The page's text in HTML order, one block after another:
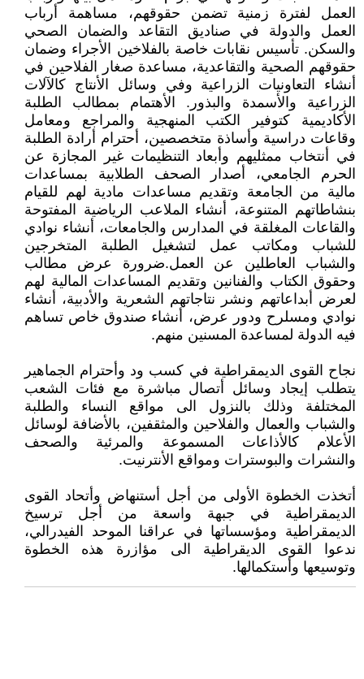
العمل لفترة زمنية تضمن حقوقهم، مساهمة أرباب
العمل والدولة في صناديق التقاعد والضمان الصحي
والسكن. تأسيس نقابات خاصة بالفلاخين الأجراء وضمان
حقوقهم الصحية والتقاعدية، مساعدة صغار الفلاحين في
أنشاء التعاونيات الزراعية وفي وسائل الأنتاج كالآلات
الزراعية والأسمدة والبذور. الأهتمام بمطالب الطلبة
الأكاديمية كتوفير الكتب المنهجية والمراجع ومعامل
وقاعات دراسية وأساذة متخصصين، أحترام أرادة الطلبة
في أنتخاب ممثليهم وأبعاد التنظيمات غير المجازة عن
الحرم الجامعي، أصدار الصحف الطلابية بمساعدات
مالية من الجامعة وتقديم مساعدات مادية لهم للقيام
بنشاطاتهم المتنوعة، أنشاء الملاعب الرياضية المفتوحة
والقاعات المغلقة في المدارس والجامعات، أنشاء نوادي
للشباب ومكاتب عمل لتشغيل الطلبة المتخرجين
والشباب العاطلين عن العمل.ضرورة عرض مطالب
وحقوق الكتاب والفنانين وتقديم المساعدات المالية لهم
لعرض أبداعاتهم ونشر نتاجاتهم الشعرية والأدبية، أنشاء
نوادي ومسلرح ودور عرض، أنشاء صندوق خاص تساهم
فيه الدولة لمساعدة المسنين منهم.
نجاح القوى الديمقراطية في كسب ود وأحترام الجماهير
يتطلب إيجاد وسائل أتصال مباشرة مع فئات الشعب
المختلفة وذلك بالنزول الى مواقع النساء والطلبة
والشباب والعمال والفلاحين والمثقفين، بالأضافة لوسائل
الأعلام كالأذاعات المسموعة والمرئية والصحف
والنشرات والبوسترات ومواقع الأنترنيت.
أتخذت الخطوة الأولى من أجل أستنهاض وأتحاد القوى
الديمقراطية في جبهة واسعة من أجل ترسيخ
الديمقراطية ومؤسساتها في عراقنا الموحد الفيدرالي،
ندعوا القوى الديقراطية الى مؤازرة هذه الخطوة
وتوسيعها وأستكمالها.